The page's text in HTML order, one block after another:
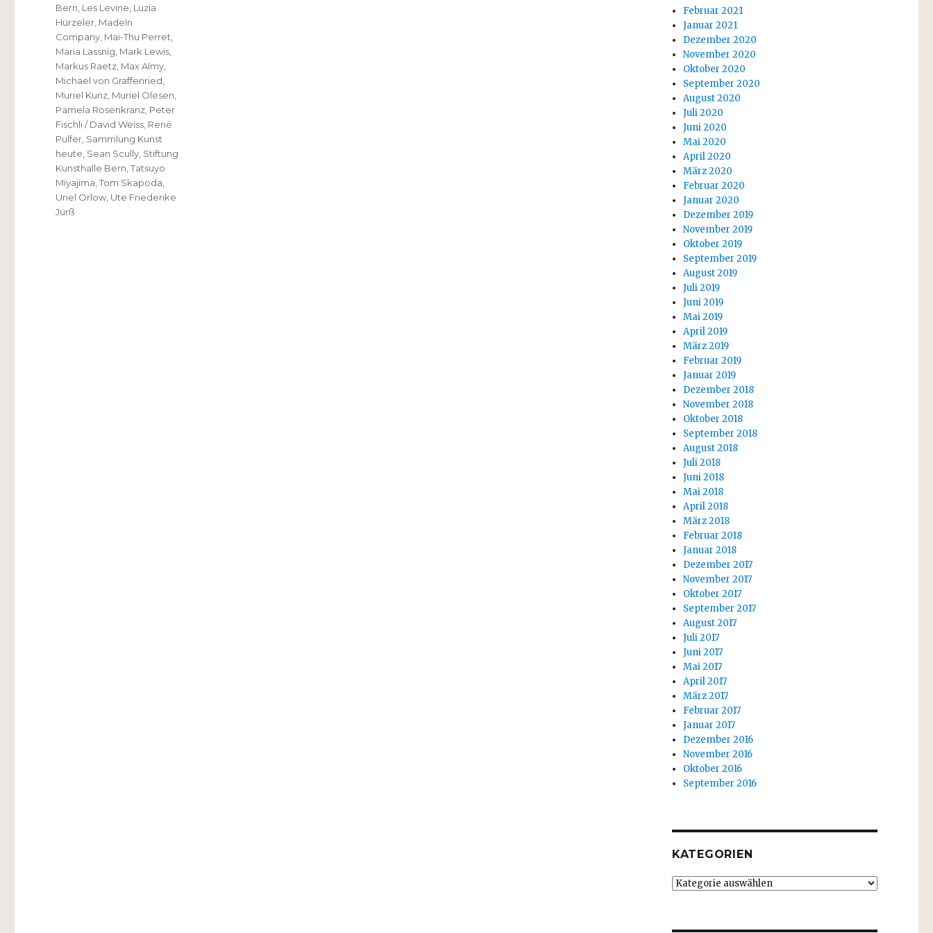
Bern Les Levine Luzia
Hürzeler MadeIn
Company Mai-Thu Perret
Maria Lassnig Mark Lewis
Markus Raetz Max Almy
Michael von Graffenried
Muriel Kunz Muriel Olesen
Pamela Rosenkranz Peter
Fischli / David Weiss René
Pulfer Sammlung Kunst
heute Sean Scully Stiftung
Kunsthalle Bern ,Tatsuyo
Miyajima ,Tom Skapoda
Uriel Orlow Ute Friederike
Jürß
Februar 2021
Januar 2021
Dezember 2020
November 2020
Oktober 2020
September 2020
August 2020
Juli 2020
Juni 2020
Mai 2020
April 2020
März 2020
Februar 2020
Januar 2020
Dezember 2019
November 2019
Oktober 2019
September 2019
August 2019
Juli 2019
Juni 2019
Mai 2019
April 2019
März 2019
Februar 2019
Januar 2019
Dezember 2018
November 2018
Oktober 2018
September 2018
August 2018
Juli 2018
Juni 2018
Mai 2018
April 2018
März 2018
Februar 2018
Januar 2018
Dezember 2017
November 2017
Oktober 2017
September 2017
August 2017
Juli 2017
Juni 2017
Mai 2017
April 2017
März 2017
Februar 2017
Januar 2017
Dezember 2016
November 2016
Oktober 2016
September 2016
KATEGORIEN
Kategorien